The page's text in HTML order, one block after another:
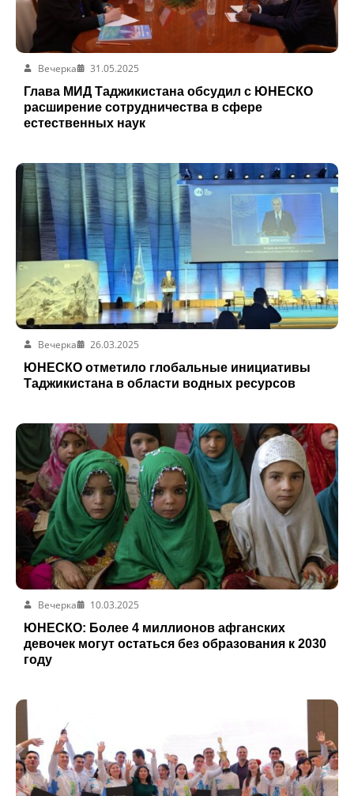
Вечерка
31.05.2025
Глава МИД Таджикистана обсудил с ЮНЕСКО
расширение сотрудничества в сфере
естественных наук
Вечерка
26.03.2025
ЮНЕСКО отметило глобальные инициативы
Таджикистана в области водных ресурсов
Вечерка
10.03.2025
ЮНЕСКО: Более 4 миллионов афганских
девочек могут остаться без образования к 2030
году